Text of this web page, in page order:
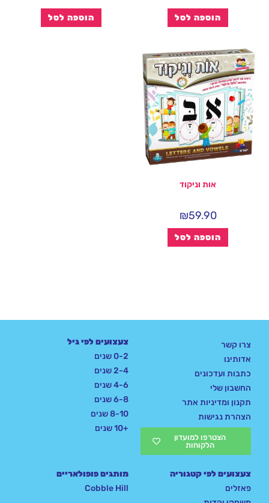
הוספה לסל הוספה לסל
אות וניקוד
₪59.90
הוספה לסל
צרו קשר
אדותינו
כתבות ועדכונים
החשבון שלי
תקנון ומדיניות אתר
הצהרת נגישות
הצטרפו למועדון
הלקוחות
צעצועים לפי גיל
0-2 שנים
2-4 שנים
4-6 שנים
6-8 שנים
8-10 שנים
+10 שנים
צעצועים לפי קטגוריה
פאזלים
מותגים פופולאריים
Cobble Hill